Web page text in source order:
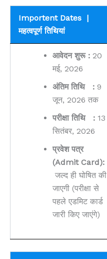
Importent Dates |
महत्वपूर्ण तिथियां
आवेदन शुरू : 20
मई, 2026
अंतिम तिथि : 9
जून, 2026 तक
परीक्षा तिथि : 13
सितंबर, 2026
प्रवेश पत्र
(Admit Card):
जल्द ही घोषित की
जाएगी (परीक्षा से
पहले एडमिट कार्ड
जारी किए जाएंगे)